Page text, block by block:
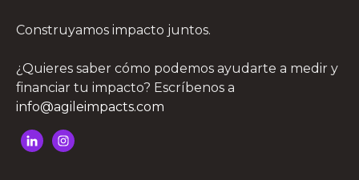
Construyamos impacto juntos.
¿Quieres saber cómo podemos ayudarte a medir y
financiar tu impacto? Escríbenos a
info@agileimpacts.com